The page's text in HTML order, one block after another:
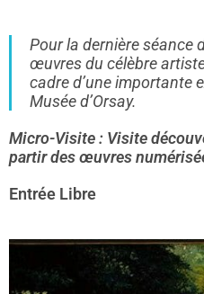
Pour la dernière séance
œuvres du célèbre
cadre d’une importante
Musée d’Orsay.
Micro-Visite : Visite
partir des œuvres
Entrée Libre